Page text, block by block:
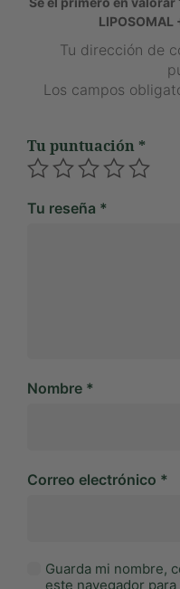
LIPOSOMAL
Tu dirección de
Los campos
Tu puntuación *
Tu reseña *
Nombre *
Correo electrónico *
Guarda mi nombre,
este navegador